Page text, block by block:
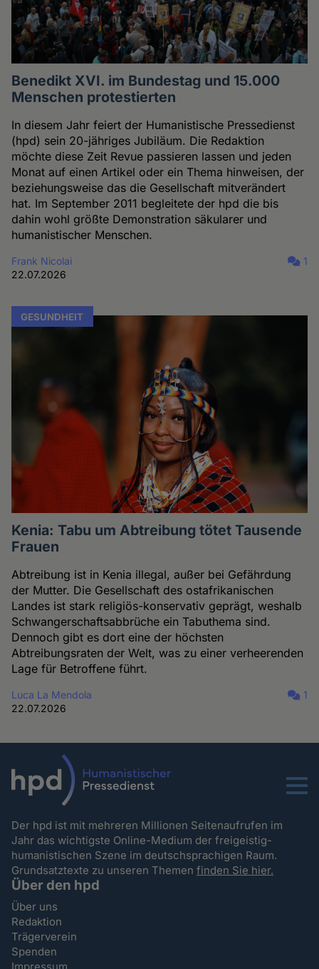
Benedikt XVI. im Bundestag und 15.000
Menschen protestierten
In diesem Jahr feiert der Humanistische Pressedienst
(hpd) sein 20-jähriges Jubiläum. Die Redaktion
möchte diese Zeit Revue passieren lassen und jeden
Monat auf einen Artikel oder ein Thema hinweisen, der
beziehungsweise das die Gesellschaft mitverändert
hat. Im September 2011 begleitete der hpd die bis
dahin wohl größte Demonstration säkularer und
humanistischer Menschen.
Frank Nicolai
22.07.2026
1
GESUNDHEIT
Kenia: Tabu um Abtreibung tötet Tausende
Frauen
Abtreibung ist in Kenia illegal, außer bei Gefährdung
der Mutter. Die Gesellschaft des ostafrikanischen
Landes ist stark religiös-konservativ geprägt, weshalb
Schwangerschaftsabbrüche ein Tabuthema sind.
Dennoch gibt es dort eine der höchsten
Abtreibungsraten der Welt, was zu einer verheerenden
Lage für Betroffene führt.
Luca La Mendola
22.07.2026
1
Menu
Der hpd ist mit mehreren Millionen Seitenaufrufen im
Jahr das wichtigste Online-Medium der freigeistig-
humanistischen Szene im deutschsprachigen Raum.
Grundsatztexte zu unseren Themenfinden Sie hier.
Über den hpd
Über uns
Redaktion
Trägerverein
Spenden